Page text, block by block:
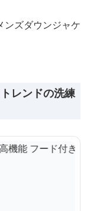
ンズダウンジャケ
レンドの洗練